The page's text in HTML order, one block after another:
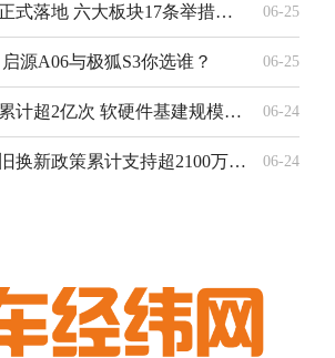
汽车后市场新政正式落地 六大板块17条举措赋能改装、赛事等领域发展 06-25
源A06与极狐S3你选谁？ 06-25
06-24
商务部：汽车以旧换新政策累计支持超2100万人次换购新车 06-24